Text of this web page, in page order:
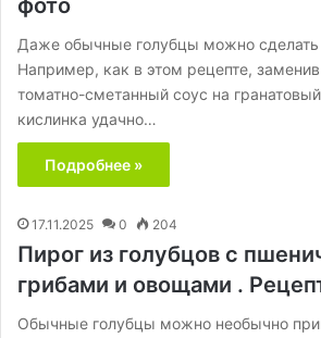
фото
Даже обычные голубцы можно
Например, как в этом рецепте,
томатно-сметанный соус на
кислинка удачно…
Подробнее »
17.11.2025 0 204
Пирог из голубцов с
грибами и овощами .
Обычные голубцы можно необычно